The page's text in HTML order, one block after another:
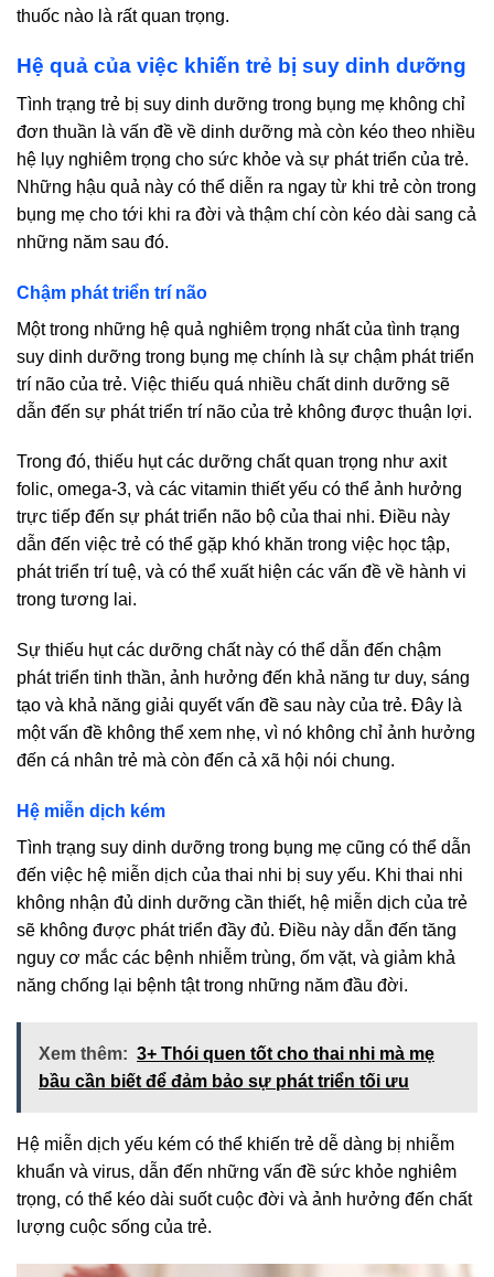
thuốc nào là rất quan trọng.
Hệ quả của việc khiến trẻ bị suy dinh dưỡng
Tình trạng trẻ bị suy dinh dưỡng trong bụng mẹ không chỉ
đơn thuần là vấn đề về dinh dưỡng mà còn kéo theo nhiều
hệ lụy nghiêm trọng cho sức khỏe và sự phát triển của trẻ.
Những hậu quả này có thể diễn ra ngay từ khi trẻ còn trong
bụng mẹ cho tới khi ra đời và thậm chí còn kéo dài sang cả
những năm sau đó.
Chậm phát triển trí não
Một trong những hệ quả nghiêm trọng nhất của tình trạng
suy dinh dưỡng trong bụng mẹ chính là sự chậm phát triển
trí não của trẻ. Việc thiếu quá nhiều chất dinh dưỡng sẽ
dẫn đến sự phát triển trí não của trẻ không được thuận lợi.
Trong đó, thiếu hụt các dưỡng chất quan trọng như axit
folic, omega-3, và các vitamin thiết yếu có thể ảnh hưởng
trực tiếp đến sự phát triển não bộ của thai nhi. Điều này
dẫn đến việc trẻ có thể gặp khó khăn trong việc học tập,
phát triển trí tuệ, và có thể xuất hiện các vấn đề về hành vi
trong tương lai.
Sự thiếu hụt các dưỡng chất này có thể dẫn đến chậm
phát triển tinh thần, ảnh hưởng đến khả năng tư duy, sáng
tạo và khả năng giải quyết vấn đề sau này của trẻ. Đây là
một vấn đề không thể xem nhẹ, vì nó không chỉ ảnh hưởng
đến cá nhân trẻ mà còn đến cả xã hội nói chung.
Hệ miễn dịch kém
Tình trạng suy dinh dưỡng trong bụng mẹ cũng có thể dẫn
đến việc hệ miễn dịch của thai nhi bị suy yếu. Khi thai nhi
không nhận đủ dinh dưỡng cần thiết, hệ miễn dịch của trẻ
sẽ không được phát triển đầy đủ. Điều này dẫn đến tăng
nguy cơ mắc các bệnh nhiễm trùng, ốm vặt, và giảm khả
năng chống lại bệnh tật trong những năm đầu đời.
Xem thêm: 3+ Thói quen tốt cho thai nhi mà mẹ
bầu cần biết để đảm bảo sự phát triển tối ưu
Hệ miễn dịch yếu kém có thể khiến trẻ dễ dàng bị nhiễm
khuẩn và virus, dẫn đến những vấn đề sức khỏe nghiêm
trọng, có thể kéo dài suốt cuộc đời và ảnh hưởng đến chất
lượng cuộc sống của trẻ.